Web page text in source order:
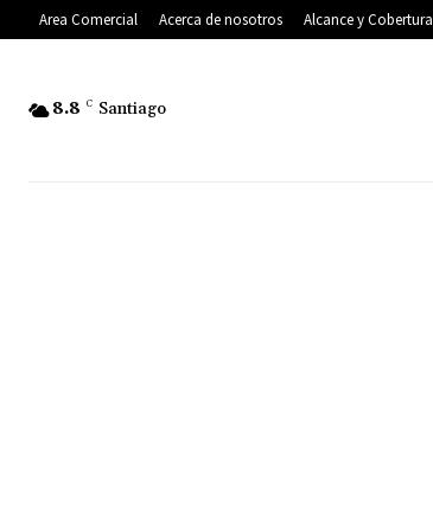
Area Comercial Acerca de nosotros Alcance y Cobertura
8.8 C Santiago